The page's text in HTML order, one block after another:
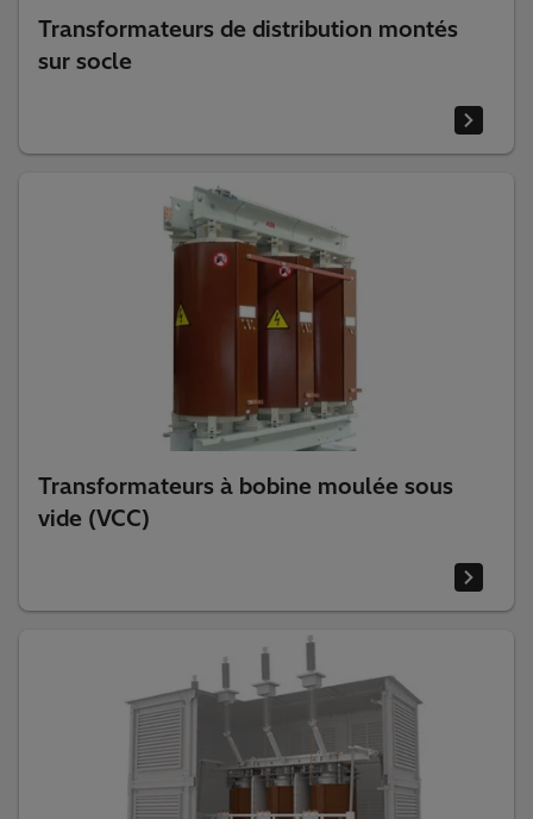
Transformateurs de distribution montés
sur socle
Transformateurs à bobine moulée sous
vide (VCC)